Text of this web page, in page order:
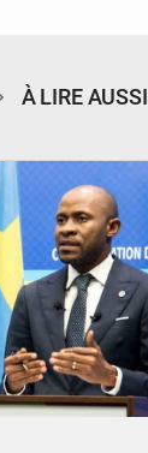
À LIRE AUSSI